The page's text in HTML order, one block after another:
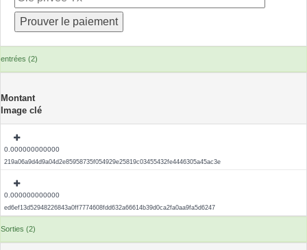
entrées (2)
Montant
Image clé
0.000000000000
219a06a9d4d9a04d2e85958735f054929e25819c03455432fe4446305a45ac3e
0.000000000000
ed6ef13d52948226843a0ff7774608fdd632a66614b39d0ca2fa0aa9fa5d6247
Sorties (2)